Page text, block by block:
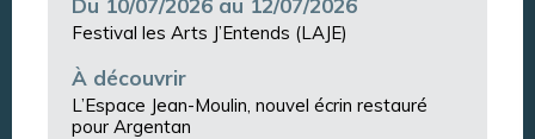
Du 10/07/2026 au 12/07/2026
Festival les Arts J’Entends (LAJE)
À découvrir
L’Espace Jean-Moulin, nouvel écrin restauré
pour Argentan